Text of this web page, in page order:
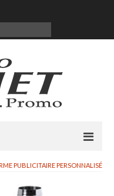
PUBLICITAIRE PERSONNALISÉ